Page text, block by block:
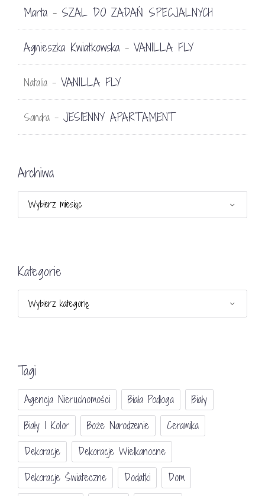
Marta - SZAL DO ZADAŃ SPECJALNYCH
Agnieszka Kwiatkowska - VANILLA FLY
Natalia - VANILLA FLY
Sandra - JESIENNY APARTAMENT
Archiwa
Archiwa
Kategorie
Tagi
Agencja Nieruchomości Biała Podłoga
Biały
Biały I Kolor
Boże Narodzenie
Ceramika
Dekoracje
Dekoracje Wielkanocne
Dekoracje Świateczne
Dodatki
Dom